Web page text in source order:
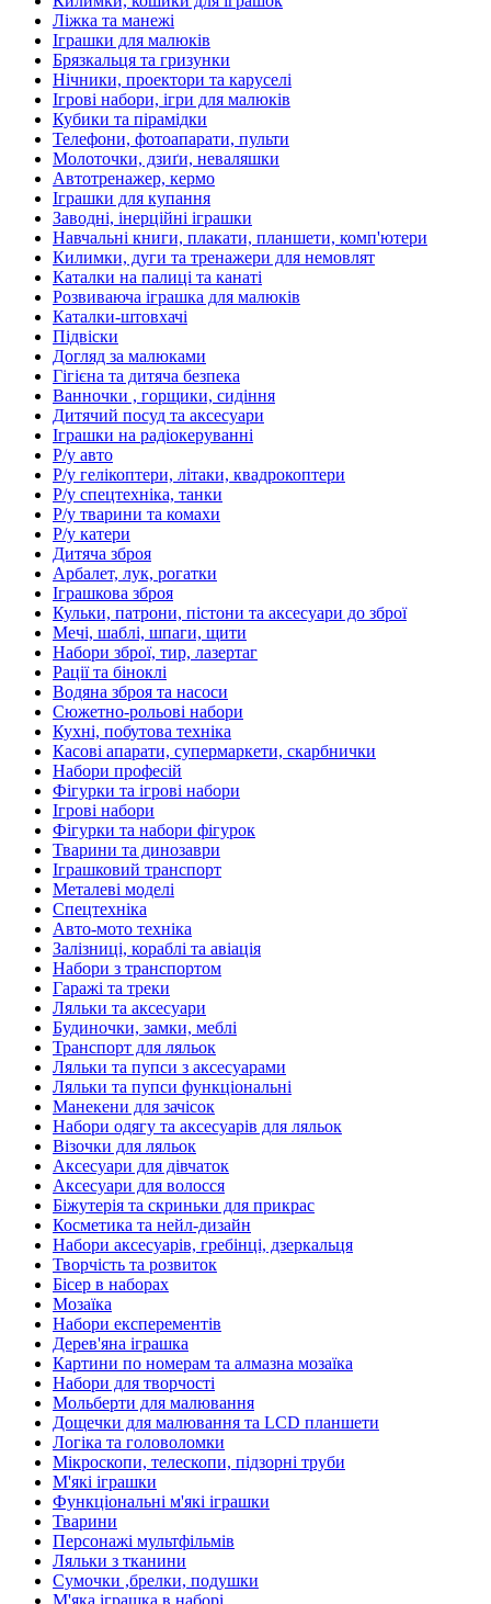
Ліжка та манежі
Іграшки для малюків
Брязкальця та гризунки
Нічники, проектори та каруселі
Ігрові набори, ігри для малюків
Кубики та пірамідки
Телефони, фотоапарати, пульти
Молоточки, дзиґи, неваляшки
Автотренажер, кермо
Іграшки для купання
Заводні, інерційні іграшки
Навчальні книги, плакати, планшети, комп'ютери
Килимки, дуги та тренажери для немовлят
Каталки на палиці та канаті
Розвиваюча іграшка для малюків
Каталки-штовхачі
Підвіски
Догляд за малюками
Гігієна та дитяча безпека
Ванночки , горщики, сидіння
Дитячий посуд та аксесуари
Іграшки на радіокеруванні
Р/у авто
Р/у гелікоптери, літаки, квадрокоптери
Р/у спецтехніка, танки
Р/у тварини та комахи
Р/у катери
Дитяча зброя
Арбалет, лук, рогатки
Іграшкова зброя
Кульки, патрони, пістони та аксесуари до зброї
Мечі, шаблі, шпаги, щити
Набори зброї, тир, лазертаг
Рації та біноклі
Водяна зброя та насоси
Сюжетно-рольові набори
Кухні, побутова техніка
Касові апарати, супермаркети, скарбнички
Набори професій
Фігурки та ігрові набори
Ігрові набори
Фігурки та набори фігурок
Тварини та динозаври
Іграшковий транспорт
Металеві моделі
Спецтехніка
Авто-мото техніка
Залізниці, кораблі та авіація
Набори з транспортом
Гаражі та треки
Ляльки та аксесуари
Будиночки, замки, меблі
Транспорт для ляльок
Ляльки та пупси з аксесуарами
Ляльки та пупси функціональні
Манекени для зачісок
Набори одягу та аксесуарів для ляльок
Візочки для ляльок
Аксесуари для дівчаток
Аксесуари для волосся
Біжутерія та скриньки для прикрас
Косметика та нейл-дизайн
Набори аксесуарів, гребінці, дзеркальця
Творчість та розвиток
Бісер в наборах
Мозаїка
Набори експерементів
Дерев'яна іграшка
Картини по номерам та алмазна мозаїка
Набори для творчості
Мольберти для малювання
Дощечки для малювання та LCD планшети
Логіка та головоломки
Мікроскопи, телескопи, підзорні труби
М'які іграшки
Функціональні м'які іграшки
Тварини
Персонажі мультфільмів
Ляльки з тканини
Сумочки ,брелки, подушки
М'яка іграшка в наборі